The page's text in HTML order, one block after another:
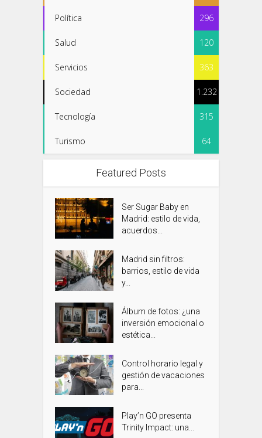
Política 296
Salud 120
Servicios 363
Sociedad 1.232
Tecnología 315
Turismo 64
Featured Posts
Ser Sugar Baby en
Madrid: estilo de vida,
acuerdos...
Madrid sin filtros:
barrios, estilo de vida
y...
Álbum de fotos: ¿una
inversión emocional o
estética...
Control horario legal y
gestión de vacaciones
para...
Play’n GO presenta
Trinity Impact: una...